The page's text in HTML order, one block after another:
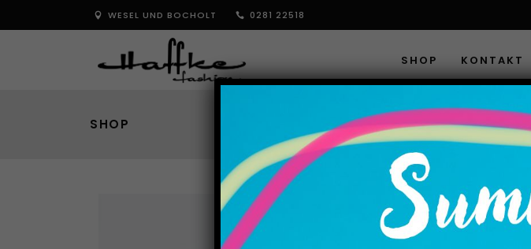
WESEL UND BOCHOLT 0281 22518
SHOP KONTAKT
SHOP